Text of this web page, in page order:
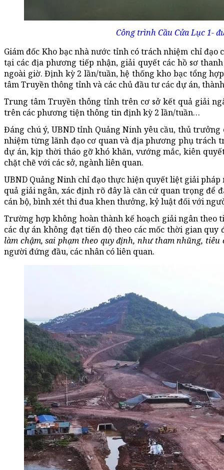
Công trình Cầu Cửa Lục 1-
Giám đốc Kho bạc nhà nước tỉnh có trách nhiệm chỉ
tại các địa phương tiếp nhận, giải quyết các hồ sơ
ngoài giờ. Định kỳ 2 lần/tuần, hệ thống kho bạc tổng
tâm Truyền thông tỉnh và các chủ đầu tư các dự án,
Trung tâm Truyền thông tỉnh trên cơ sở kết quả giải
trên các phương tiện thông tin định kỳ 2 lần/tuần…
Đáng chú ý, UBND tỉnh Quảng Ninh yêu cầu, thủ
nhiệm từng lãnh đạo cơ quan và địa phương phụ
dự án, kịp thời tháo gỡ khó khăn, vướng mắc, kiên
chặt chẽ với các sở, ngành liên quan.
UBND Quảng Ninh chỉ đạo thực hiện quyết liệt giải
quả giải ngân, xác định rõ đây là căn cứ quan trọng để
cán bộ, bình xét thi đua khen thưởng, kỷ luật đối với
Trường hợp không hoàn thành kế hoạch giải ngân theo
các dự án không đạt tiến độ theo các mốc thời gian quy
làm chậm, sai phạm theo quy định, như tham nhũng,
người đứng đầu, các nhân có liên quan.